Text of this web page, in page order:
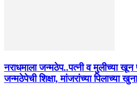
नराधमाला जन्मठेप..पत्नी व मुलीच्या
जन्मठेपेची शिक्षा, मांजरांच्या पिलाच्या